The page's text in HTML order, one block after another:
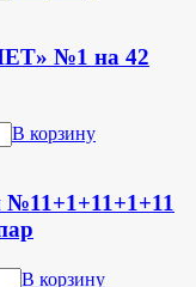
№1 на 42
В корзину
В корзину